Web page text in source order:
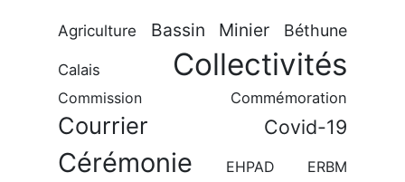
Agriculture Bassin Minier Béthune
Calais Collectivités
Commission Commémoration
Courrier Covid-19
Cérémonie EHPAD ERBM